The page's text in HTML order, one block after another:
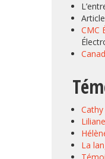
CMC
La